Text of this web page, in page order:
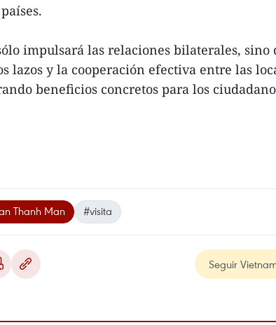
impulsará las relaciones bilaterales, sino
lazos y la cooperación efectiva entre las
beneficios concretos para los
Thanh Man #visita
Seguir